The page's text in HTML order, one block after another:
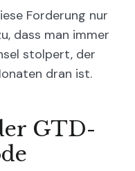
Forderung nur
dass man immer
stolpert, der
dran ist.
GTD-